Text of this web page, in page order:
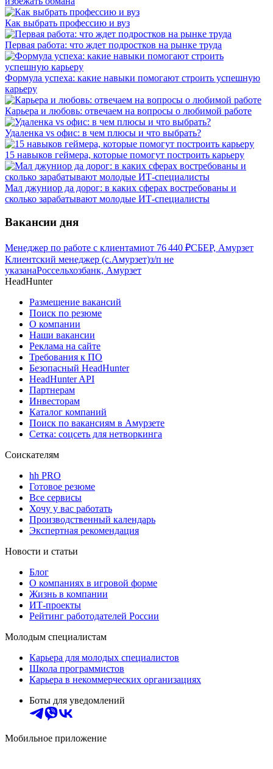
Как выбрать профессию и вуз
Первая работа: что ждет подростков на рынке труда
Формула успеха: какие навыки помогают строить успешную
карьеру
Карьера и любовь: отвечаем на вопросы о любимой работе
Удаленка vs офис: в чем плюсы и что выбрать?
15 навыков геймера, которые помогут построить карьеру
Мал джуниор да дорог: в каких сферах востребованы и
сколько зарабатывают молодые ИТ-специалисты
Вакансии дня
Менеджер по работе с клиентамиот 76 440 ₽СБЕР, Амурзет
Клиентский менеджер (с.Амурзет)з/п не
указанаРоссельхозбанк, Амурзет
HeadHunter
Размещение вакансий
Поиск по резюме
О компании
Наши вакансии
Реклама на сайте
Требования к ПО
Безопасный HeadHunter
HeadHunter API
Партнерам
Инвесторам
Каталог компаний
Поиск по вакансиям в Амурзете
Сетка: соцсеть для нетворкинга
Соискателям
hh PRO
Готовое резюме
Все сервисы
Хочу у вас работать
Производственный календарь
Экспертная рекомендация
Новости и статьи
Блог
О компаниях в игровой форме
Жизнь в компании
ИТ-проекты
Рейтинг работодателей России
Молодым специалистам
Карьера для молодых специалистов
Школа программистов
Карьера в некоммерческих организациях
Боты для уведомлений
Мобильное приложение